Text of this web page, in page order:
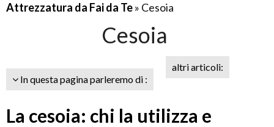
Attrezzatura da Fai da Te» Cesoia
Cesoia
In questa pagina parleremo di :
altri articoli:
La cesoia: chi la utilizza e